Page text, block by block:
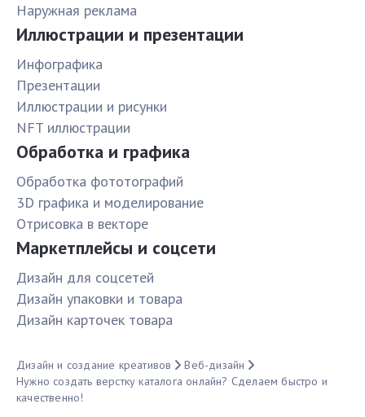
Наружная реклама
Иллюстрации и презентации
Инфографика
Презентации
Иллюстрации и рисунки
NFT иллюстрации
Обработка и графика
Обработка фототографий
3D графика и моделирование
Отрисовка в векторе
Маркетплейсы и соцсети
Дизайн для соцсетей
Дизайн упаковки и товара
Дизайн карточек товара
Дизайн и создание креативов
Веб-дизайн
Нужно создать верстку каталога онлайн? Сделаем быстро и
качественно!